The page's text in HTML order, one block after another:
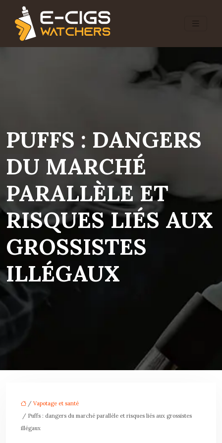
PUFFS : DANGERS
DU MARCHÉ
PARALLÈLE ET
RISQUES LIÉS AUX
GROSSISTES
ILLÉGAUX
/ Vapotage et santé
/ Puffs : dangers du marché parallèle et risques liés aux grossistes
illégaux